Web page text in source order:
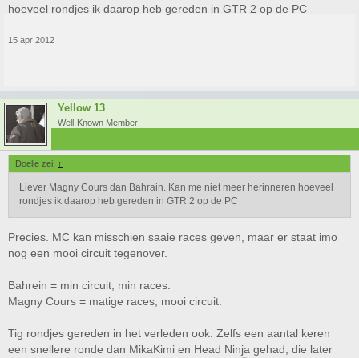
hoeveel rondjes ik daarop heb gereden in GTR 2 op de PC
15 apr 2012
Yellow 13
Well-Known Member
Doelie zei: ↑
Liever Magny Cours dan Bahrain. Kan me niet meer herinneren hoeveel
rondjes ik daarop heb gereden in GTR 2 op de PC
Precies. MC kan misschien saaie races geven, maar er staat imo
nog een mooi circuit tegenover.
Bahrein = min circuit, min races.
Magny Cours = matige races, mooi circuit.
Tig rondjes gereden in het verleden ook. Zelfs een aantal keren
een snellere ronde dan MikaKimi en Head Ninja gehad, die later